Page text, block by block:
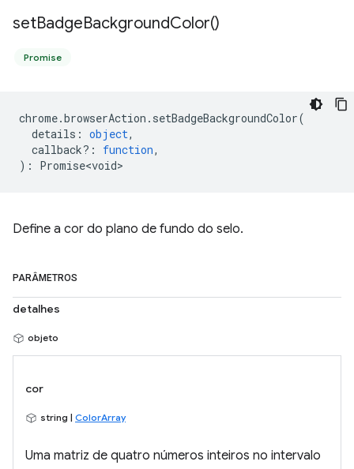
setBadgeBackgroundColor()
Promise
chrome.browserAction . setBadgeBackgroundColor(
details : object,
callback? : function,
) : Promise<void>
Define a cor do plano de fundo do selo.
PARÂMETROS
detalhes
objeto
cor
string | ColorArray
Uma matriz de quatro números inteiros no intervalo